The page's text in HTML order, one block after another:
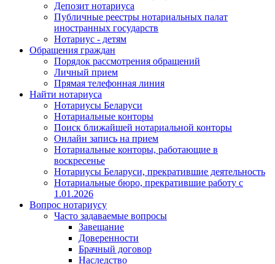
Депозит нотариуса
Публичные реестры нотариальных палат
иностранных государств
Нотариус - детям
Обращения граждан
Порядок рассмотрения обращений
Личный прием
Прямая телефонная линия
Найти нотариуса
Нотариусы Беларуси
Нотариальные конторы
Поиск ближайшей нотариальной конторы
Онлайн запись на прием
Нотариальные конторы, работающие в
воскресенье
Нотариусы Беларуси, прекратившие деятельность
Нотариальные бюро, прекратившие работу с
1.01.2026
Вопрос нотариусу
Часто задаваемые вопросы
Завещание
Доверенности
Брачный договор
Наследство